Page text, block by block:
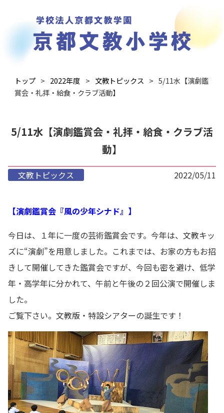
トップ 2022年度 文教トピックス
5/11水【演劇鑑
賞会・礼拝・給食・クラブ活動】
5/11水【演劇鑑賞会・礼拝・給食・クラブ活
動】
文教トピックス 2022/05/11
【演劇鑑賞会『風の少年シナド』】
今日は、１年に一度の芸術鑑賞会です。今年は、文教キッ
ズに“演劇”を用意しました。これまでは、お家の方もお招
きして開催してきた鑑賞会ですが、今回も密を避け、低学
年・高学年に分かれて、午前と午後の２回公演で開催しま
した。
ご覧下さい。文教版・特設シアターの誕生です！